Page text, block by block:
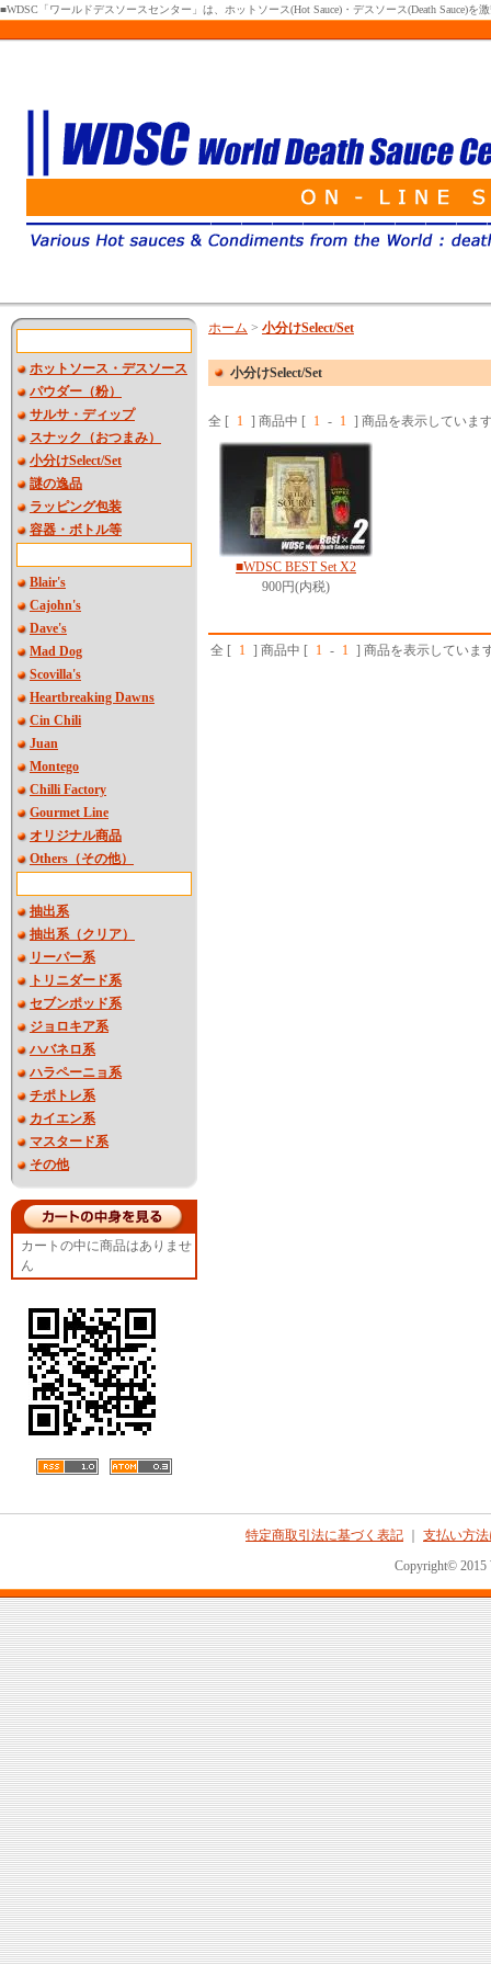
■WDSC「ワールドデスソースセンター」は、ホットソース(Hot Sauce)・デスソース(Death Sauce)
ホットソース・デスソース
パウダー（粉）
サルサ・ディップ
スナック（おつまみ）
小分けSelect/Set
謎の逸品
ラッピング包装
容器・ボトル等
Blair's
Cajohn's
Dave's
Mad Dog
Scovilla's
Heartbreaking Dawns
Cin Chili
Juan
Montego
Chilli Factory
Gourmet Line
オリジナル商品
Others（その他）
抽出系
抽出系（クリア）
リーパー系
トリニダード系
セブンポッド系
ジョロキア系
ハバネロ系
ハラペーニョ系
チポトレ系
カイエン系
マスタード系
その他
カートの中に商品はありませ
ん
ホーム > 小分けSelect/Set
小分けSelect/Set
全 [ 1 ] 商品中 [ 1 - 1 ] 商品を表示していま
■WDSC BEST Set X2
900円(内税)
全 [ 1 ] 商品中 [ 1 - 1 ] 商品を表示していま
特定商取引法に基づく表記
支払い方
Copyright© 2015